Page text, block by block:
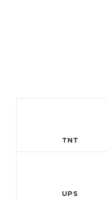
TNT
UPS